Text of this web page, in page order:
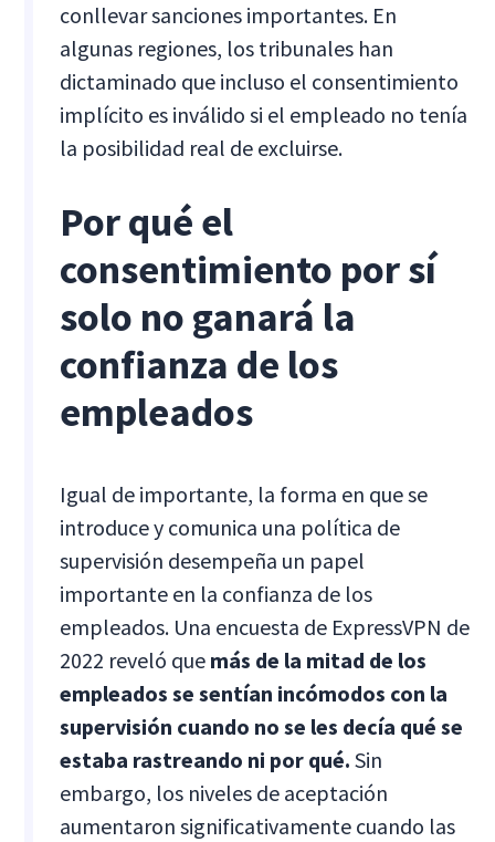
conllevar sanciones importantes. En
algunas regiones, los tribunales han
dictaminado que incluso el consentimiento
implícito es inválido si el empleado no tenía
la posibilidad real de excluirse.
Por qué el
consentimiento por sí
solo no ganará la
confianza de los
empleados
Igual de importante, la forma en que se
introduce y comunica una política de
supervisión desempeña un papel
importante en la confianza de los
empleados. Una encuesta de ExpressVPN de
2022 reveló que más de la mitad de los
empleados se sentían incómodos con la
supervisión cuando no se les decía qué se
estaba rastreando ni por qué. Sin
embargo, los niveles de aceptación
aumentaron significativamente cuando las